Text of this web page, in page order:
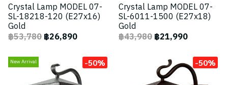
Crystal Lamp MODEL 07-
SL-18218-120 (E27x16)
Gold
฿53,780฿26,890
Crystal Lamp MODEL 07-
SL-6011-1500 (E27x18)
Gold
฿43,980฿21,990
New Arrival -50% -50%